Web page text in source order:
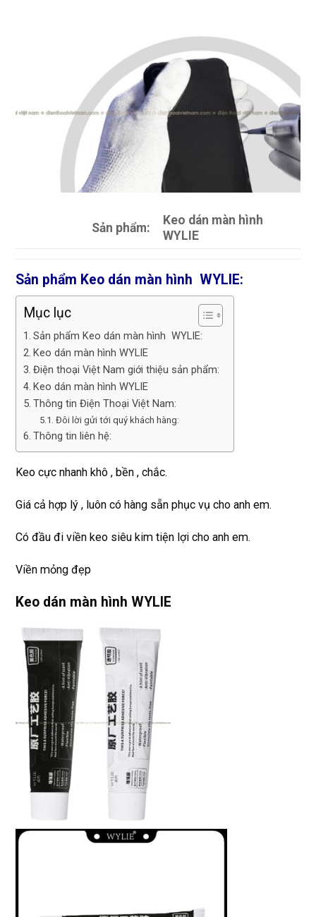
Sản phẩm:
Keo dán màn hình
WYLIE
Sản phẩm Keo dán màn hình WYLIE:
Mục lục
Sản phẩm Keo dán màn hình WYLIE:
Keo dán màn hình WYLIE
Điện thoại Việt Nam giới thiệu sản phẩm:
Keo dán màn hình WYLIE
Thông tin Điện Thoại Việt Nam:
Đôi lời gửi tới quý khách hàng:
Thông tin liên hệ:
Keo cực nhanh khô , bền , chắc.
Giá cả hợp lý , luôn có hàng sẵn phục vụ cho anh em.
Có đầu đi viền keo siêu kim tiện lợi cho anh em.
Viền mỏng đẹp
Keo dán màn hình WYLIE